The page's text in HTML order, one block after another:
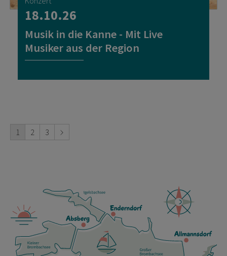
18.10.26
Musik in die Kanne - Mit Live
Musiker aus der Region
1 2 3